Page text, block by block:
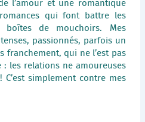
l’amour et une romantique
romances qui font battre les
de mouchoirs. Mes
passionnés, parfois un
franchement, qui ne l’est pas
: les relations ne amoureuses
simplement contre mes